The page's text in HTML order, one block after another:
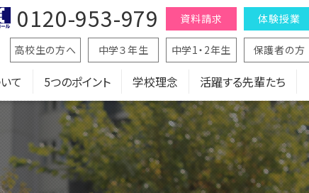
て 5つのポイント 学校理念 活躍する先輩たち
資料請求 体験授業
高校生の方へ 中学３年生 中学1・2年生 保護者の方
0120-953-979